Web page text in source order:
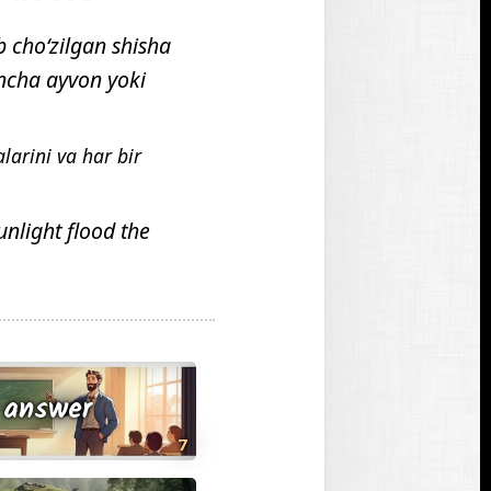
l
m
a
i
choʻzilgan shisha
ayvon yoki
va har bir
flood the
7
answer